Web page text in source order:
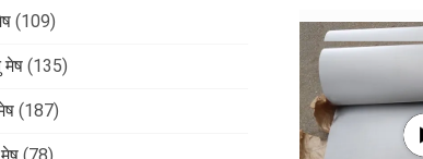
(109)
मेष (135)
(187)